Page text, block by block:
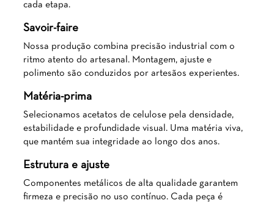
cada etapa.
Savoir-faire
Nossa produção combina precisão industrial com o
ritmo atento do artesanal. Montagem, ajuste e
polimento são conduzidos por artesãos experientes.
Matéria-prima
Selecionamos acetatos de celulose pela densidade,
estabilidade e profundidade visual. Uma matéria viva,
que mantém sua integridade ao longo dos anos.
Estrutura e ajuste
Componentes metálicos de alta qualidade garantem
firmeza e precisão no uso contínuo. Cada peça é